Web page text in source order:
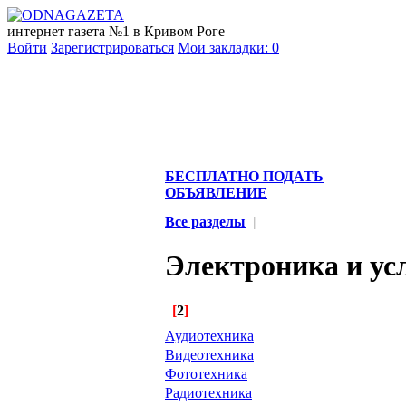
интернет газета №1 в Кривом Роге
Войти Зарегистрироваться Мои закладки: 0
БЕСПЛАТНО ПОДАТЬ
ОБЪЯВЛЕНИЕ
Все разделы |
Электроника и
[2]
Аудиотехника
Видеотехника
Фототехника
Радиотехника